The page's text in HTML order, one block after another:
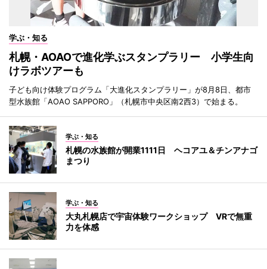
学ぶ・知る
札幌・AOAOで進化学ぶスタンプラリー 小学生向
けラボツアーも
子ども向け体験プログラム「大進化スタンプラリー」が8月8日、都市
型水族館「AOAO SAPPORO」（札幌市中央区南2西3）で始まる。
学ぶ・知る
札幌の水族館が開業1111日 ヘコアユ＆チンアナゴ
まつり
学ぶ・知る
大丸札幌店で宇宙体験ワークショップ VRで無重
力を体感